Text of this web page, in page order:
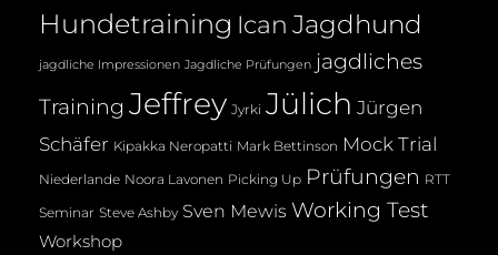
Hundetraining Ican Jagdhund
jagdliche Impressionen Jagdliche Prüfungen jagdliches
Training Jeffrey Jyrki Jülich Jürgen
Schäfer Kipakka Neropatti Mark Bettinson Mock Trial
Niederlande Noora Lavonen Picking Up Prüfungen RTT
Seminar Steve Ashby Sven Mewis Working Test
Workshop